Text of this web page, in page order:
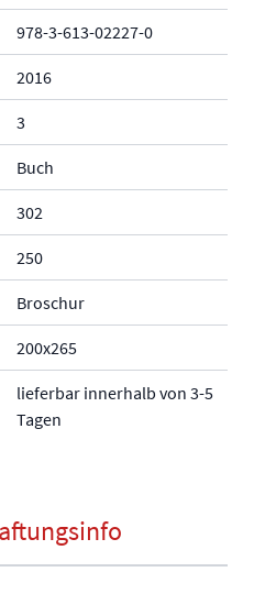
978-3-613-02227-0
2016
3
Buch
302
250
Broschur
200x265
lieferbar innerhalb von 3-5
Tagen